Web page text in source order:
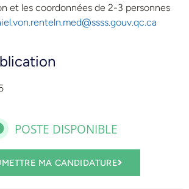
et les coordonnées de 2-3 personnes
POSTE DISPONIBLE
MA CANDIDATURE